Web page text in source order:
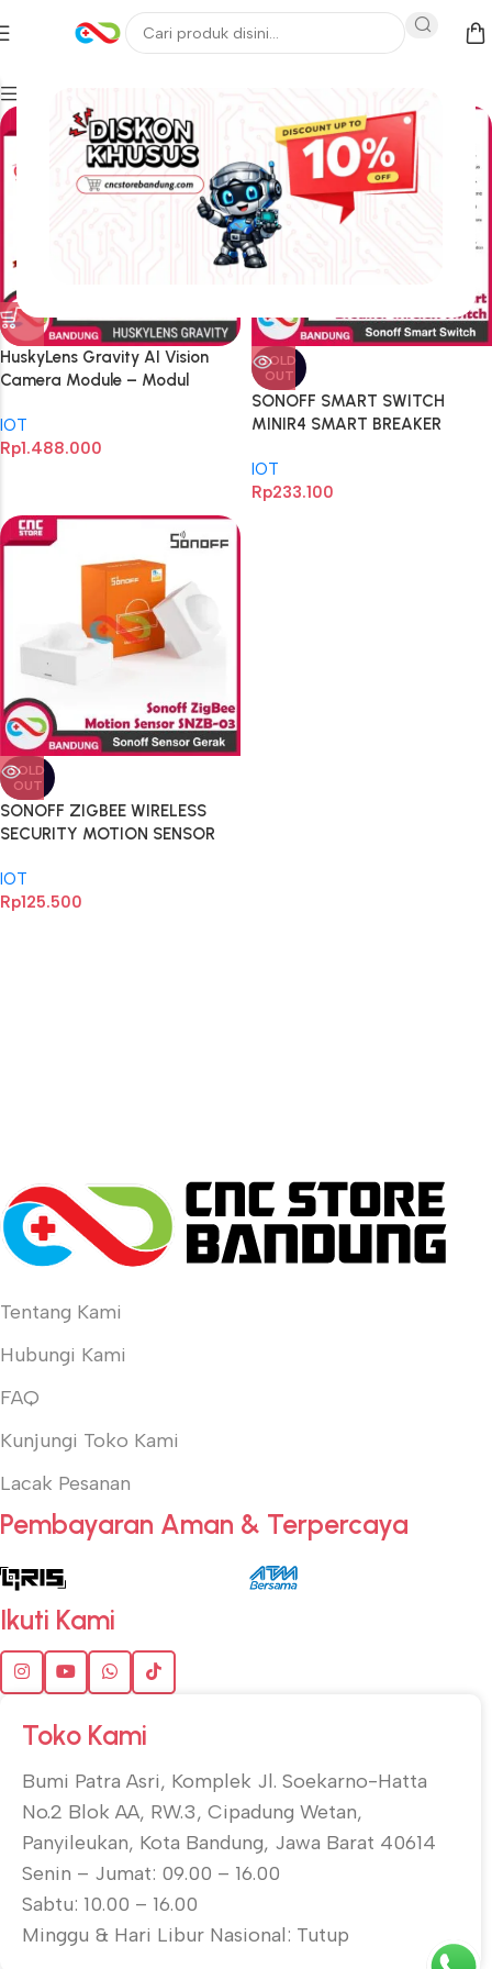
HuskyLens Gravity AI Vision
Camera Module – Modul
Raspberry Pi, Arduino, dan
Microcontroller
IOT
Rp1.488.000
SOLD
OUT
SONOFF SMART SWITCH
MINIR4 SMART BREAKER
HOME
IOT
Rp233.100
SOLD
OUT
SONOFF ZIGBEE WIRELESS
SECURITY MOTION SENSOR
IOT
Rp125.500
Tentang Kami
Hubungi Kami
FAQ
Kunjungi Toko Kami
Lacak Pesanan
Pembayaran Aman & Terpercaya
Ikuti Kami
Toko Kami
Bumi Patra Asri, Komplek Jl. Soekarno-Hatta
No.2 Blok AA, RW.3, Cipadung Wetan,
Panyileukan, Kota Bandung, Jawa Barat 40614
Senin – Jumat: 09.00 – 16.00
Sabtu: 10.00 – 16.00
Minggu & Hari Libur Nasional: Tutup